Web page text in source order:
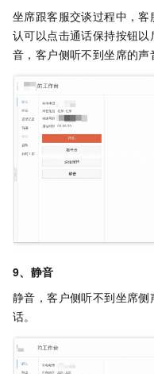
坐席跟客服交谈过程中，
认可以点击通话保持按钮
音，客户侧听不到坐席的声
9、静音
静音，客户侧听不到坐席
话。